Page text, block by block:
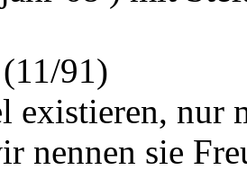
91)
existieren, nur
nennen sie